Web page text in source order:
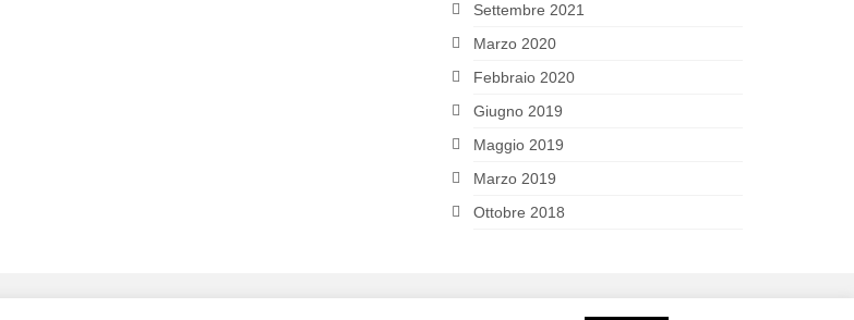
Settembre 2021
Marzo 2020
Febbraio 2020
Giugno 2019
Maggio 2019
Marzo 2019
Ottobre 2018